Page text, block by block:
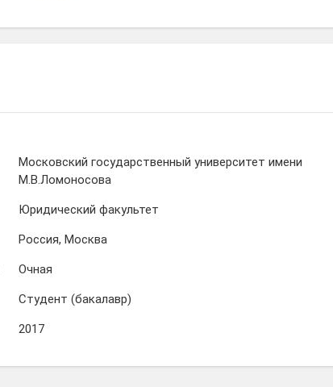
Московский государственный университет имени
М.В.Ломоносова
Юридический факультет
Россия, Москва
Очная
Студент (бакалавр)
2017